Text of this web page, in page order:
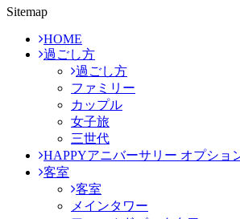
Sitemap
HOME
過ごし方
過ごし方
ファミリー
カップル
女子旅
三世代
HAPPYアニバーサリー オプショ
客室
客室
メインタワー